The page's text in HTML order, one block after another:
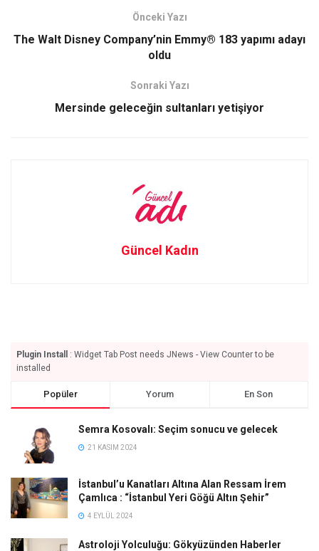
o
d
Önceki Yazı
The Walt Disney Company’nin Emmy® 183 yapımı adayı
oldu
Sonraki Yazı
Mersinde geleceğin sultanları yetişiyor
Güncel Kadın
Plugin Install
: Widget Tab Post needs JNews - View Counter to be
installed
Popüler Yorum En Son
Semra Kosovalı: Seçim sonucu ve gelecek
21 KASIM 2024
İstanbul’u Kanatları Altına Alan Ressam İrem
Çamlıca : “İstanbul Yeri Göğü Altın Şehir”
4 EYLÜL 2024
Astroloji Yolculuğu: Gökyüzünden Haberler